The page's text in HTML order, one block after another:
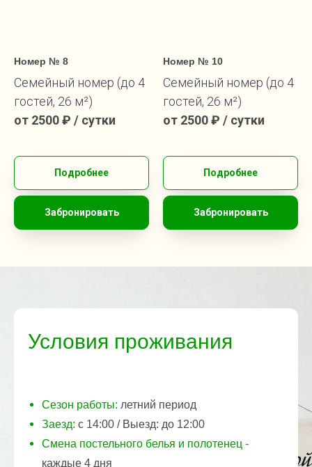
Номер № 8
Семейный номер (до 4
гостей, 26 м²)
от 2500 ₽ / сутки
Подробнее
Забронировать
Номер № 10
Семейный номер (до 4
гостей, 26 м²)
от 2500 ₽ / сутки
Подробнее
Забронировать
Условия проживания
Сезон работы: летний период
Заезд: с 14:00 / Выезд: до 12:00
Смена постельного белья и полотенец -
каждые 4 дня